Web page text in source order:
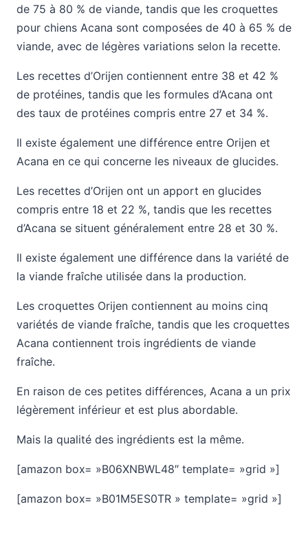
de 75 à 80 % de viande, tandis que les croquettes
pour chiens Acana sont composées de 40 à 65 % de
viande, avec de légères variations selon la recette.
Les recettes d’Orijen contiennent entre 38 et 42 %
de protéines, tandis que les formules d’Acana ont
des taux de protéines compris entre 27 et 34 %.
Il existe également une différence entre Orijen et
Acana en ce qui concerne les niveaux de glucides.
Les recettes d’Orijen ont un apport en glucides
compris entre 18 et 22 %, tandis que les recettes
d’Acana se situent généralement entre 28 et 30 %.
Il existe également une différence dans la variété de
la viande fraîche utilisée dans la production.
Les croquettes Orijen contiennent au moins cinq
variétés de viande fraîche, tandis que les croquettes
Acana contiennent trois ingrédients de viande
fraîche.
En raison de ces petites différences, Acana a un prix
légèrement inférieur et est plus abordable.
Mais la qualité des ingrédients est la même.
[amazon box= »B06XNBWL48″ template= »grid »]
[amazon box= »B01M5ES0TR » template= »grid »]